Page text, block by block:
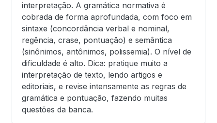
interpretação. A gramática normativa é
cobrada de forma aprofundada, com foco em
sintaxe (concordância verbal e nominal,
regência, crase, pontuação) e semântica
(sinônimos, antônimos, polissemia). O nível de
dificuldade é alto. Dica: pratique muito a
interpretação de texto, lendo artigos e
editoriais, e revise intensamente as regras de
gramática e pontuação, fazendo muitas
questões da banca.